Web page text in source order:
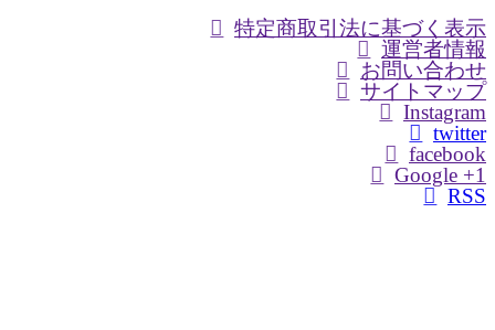
特定商取引法に基づく表示
運営者情報
お問い合わせ
サイトマップ
Instagram
twitter
facebook
Google +1
RSS